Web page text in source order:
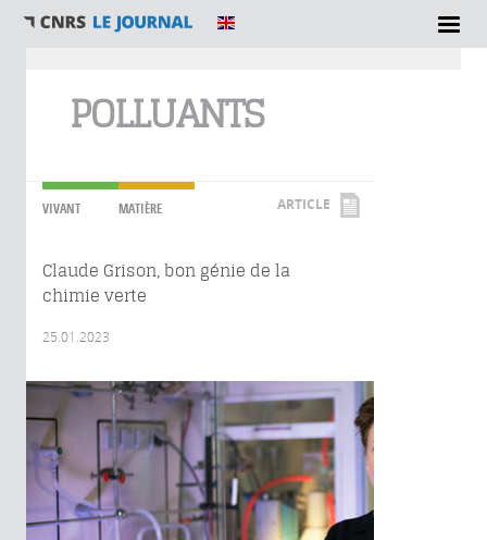
POLLUANTS
VIVANT MATIÈRE ARTICLE
Claude Grison, bon génie de la
chimie verte
25.01.2023